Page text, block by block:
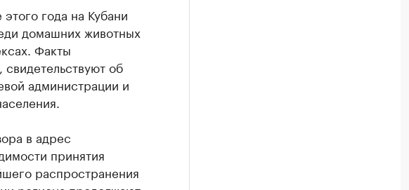
года на Кубани
домашних животных
Факты
об
администрации и
в адрес
принятия
распространения